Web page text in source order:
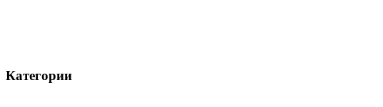
Категории